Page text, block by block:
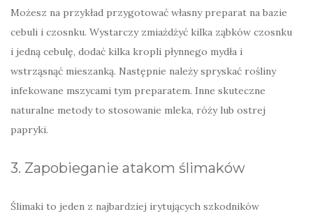
Możesz na przykład przygotować własny preparat na bazie
cebuli i czosnku. Wystarczy zmiażdżyć kilka ząbków czosnku
i jedną cebulę, dodać kilka kropli płynnego mydła i
wstrząsnąć mieszanką. Następnie należy spryskać rośliny
infekowane mszycami tym preparatem. Inne skuteczne
naturalne metody to stosowanie mleka, róży lub ostrej
papryki.
3. Zapobieganie atakom ślimaków
Ślimaki to jeden z najbardziej irytujących szkodników